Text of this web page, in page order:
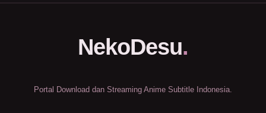
NekoDesu.
Portal Download dan Streaming Anime Subtitle Indonesia.